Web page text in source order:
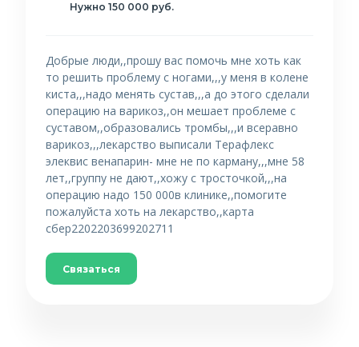
Нужно 150 000 руб.
Добрые люди,,прошу вас помочь мне хоть как
то решить проблему с ногами,,,у меня в колене
киста,,,надо менять сустав,,,а до этого сделали
операцию на варикоз,,он мешает проблеме с
суставом,,образовались тромбы,,,и всеравно
варикоз,,,лекарство выписали Терафлекс
элеквис венапарин- мне не по карману,,,мне 58
лет,,группу не дают,,хожу с тросточкой,,,на
операцию надо 150 000в клинике,,помогите
пожалуйста хоть на лекарство,,карта
сбер2202203699202711
Связаться